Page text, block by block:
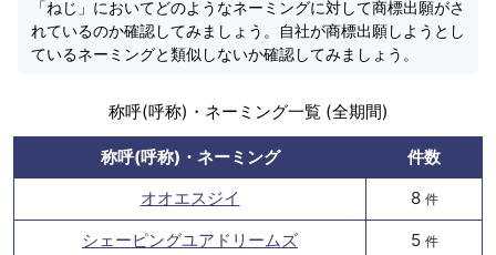
「ねじ」においてどのようなネーミングに対して商標出願がさ
れているのか確認してみましょう。自社が商標出願しようとし
ているネーミングと類似しないか確認してみましょう。
称呼(呼称)・ネーミング一覧 (全期間)
称呼(呼称)・ネーミング
件数
オオエスジイ
8 件
シェーピングユアドリームズ 5 件